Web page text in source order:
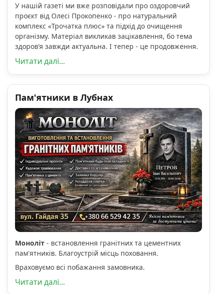
У нашій газеті ми вже розповідали про оздоровчий
проєкт від Олесі Прокопенко - про натуральний
комплекс «Трочатка плюс» та підхід до очищення
організму. Матеріал викликав зацікавлення, бо тема
здоров’я завжди актуальна. І тепер - це продовження.
Читати далі...
Пам'ятники в Лубнах
Моноліт - встановлення гранітних та цементних
пам'ятників. Благоустрій місць поховання.
Враховуємо всі побажання замовника.
Читати далі...